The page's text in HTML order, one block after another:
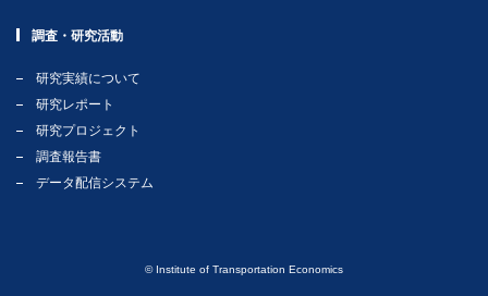
調査・研究活動
研究実績について
研究レポート
研究プロジェクト
調査報告書
データ配信システム
© Institute of Transportation Economics